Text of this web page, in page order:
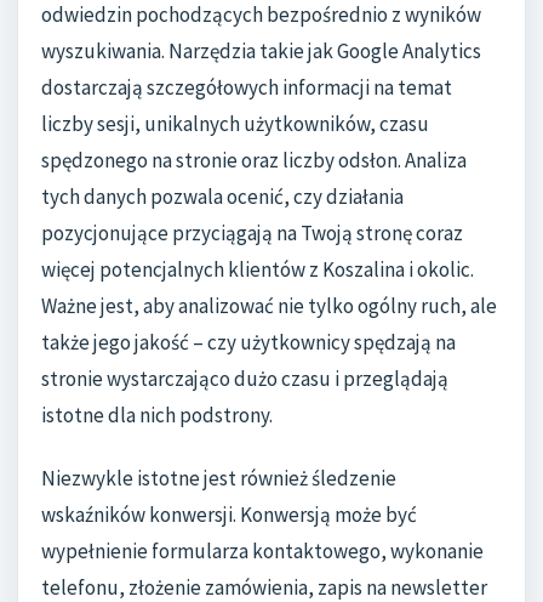
odwiedzin pochodzących bezpośrednio z wyników
wyszukiwania. Narzędzia takie jak Google Analytics
dostarczają szczegółowych informacji na temat
liczby sesji, unikalnych użytkowników, czasu
spędzonego na stronie oraz liczby odsłon. Analiza
tych danych pozwala ocenić, czy działania
pozycjonujące przyciągają na Twoją stronę coraz
więcej potencjalnych klientów z Koszalina i okolic.
Ważne jest, aby analizować nie tylko ogólny ruch, ale
także jego jakość – czy użytkownicy spędzają na
stronie wystarczająco dużo czasu i przeglądają
istotne dla nich podstrony.
Niezwykle istotne jest również śledzenie
wskaźników konwersji. Konwersją może być
wypełnienie formularza kontaktowego, wykonanie
telefonu, złożenie zamówienia, zapis na newsletter